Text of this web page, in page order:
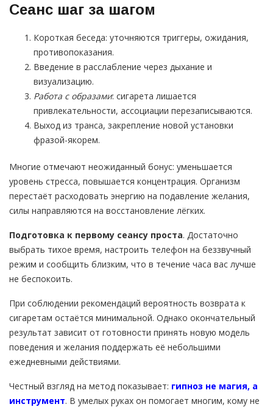
Сеанс шаг за шагом
Короткая беседа: уточняются триггеры, ожидания,
противопоказания.
Введение в расслабление через дыхание и
визуализацию.
Работа с образами: сигарета лишается
привлекательности, ассоциации перезаписываются.
Выход из транса, закрепление новой установки
фразой-якорем.
Многие отмечают неожиданный бонус: уменьшается
уровень стресса, повышается концентрация. Организм
перестаёт расходовать энергию на подавление желания,
силы направляются на восстановление лёгких.
Подготовка к первому сеансу проста. Достаточно
выбрать тихое время, настроить телефон на беззвучный
режим и сообщить близким, что в течение часа вас лучше
не беспокоить.
При соблюдении рекомендаций вероятность возврата к
сигаретам остаётся минимальной. Однако окончательный
результат зависит от готовности принять новую модель
поведения и желания поддержать её небольшими
ежедневными действиями.
Честный взгляд на метод показывает: гипноз не магия, а
инструмент. В умелых руках он помогает многим, кому не